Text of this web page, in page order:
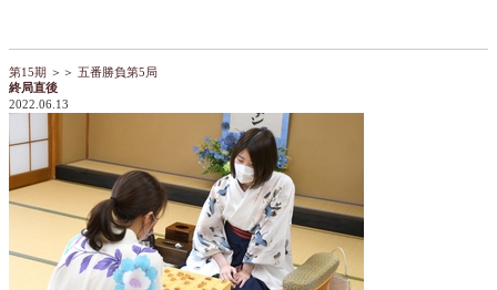
第15期 ＞＞ 五番勝負第5局
終局直後
2022.06.13